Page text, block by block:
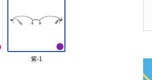
紫-1